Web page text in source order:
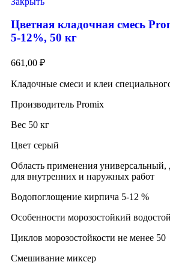
Цветная кладочная смесь
5-12%, 50 кг
661,00 ₽
Кладочные смеси и клеи
Производитель Promix
Вес 50 кг
Цвет серый
Область применения универсальный,
для внутренних и наружных работ
Водопоглощение кирпича 5-12 %
Особенности морозостойкий
Циклов морозостойкости не менее 50
Смешивание миксер